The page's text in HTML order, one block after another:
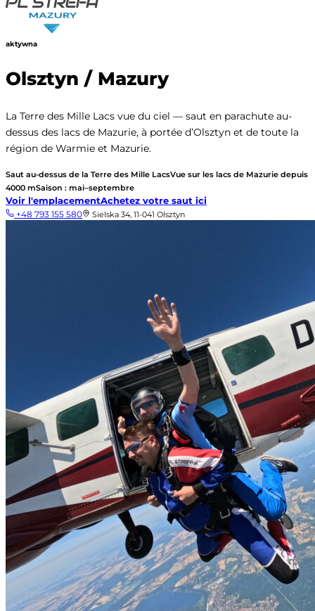
aktywna
Olsztyn / Mazury
La Terre des Mille Lacs vue du ciel — saut en parachute au-
dessus des lacs de Mazurie, à portée d’Olsztyn et de toute la
région de Warmie et Mazurie.
Saut au-dessus de la Terre des Mille LacsVue sur les lacs de Mazurie depuis
4000 mSaison : mai–septembre
Voir l'emplacementAchetez votre saut ici
+48 793 155 580 Sielska 34, 11-041 Olsztyn